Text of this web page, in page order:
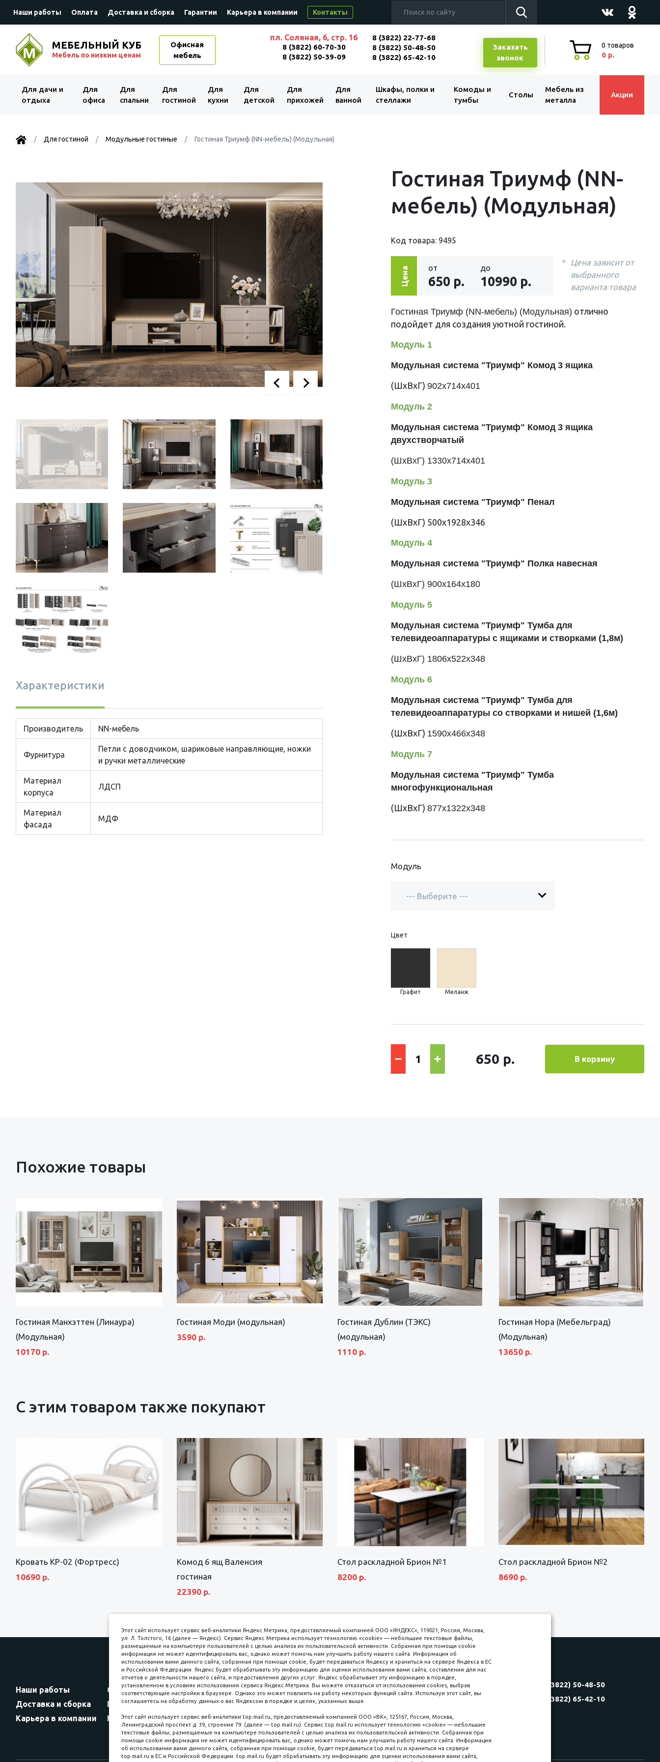
Наши работы Оплата Доставка и сборка Гарантии Карьера в компании Контакты
МЕБЕЛЬНЫЙ КУБ
Мебель по низким ценам
Офисная
мебель
пл. Соляная, 6, стр. 16
8 (3822) 60-70-30
8 (3822) 50-39-09
8 (3822) 22-77-68
8 (3822) 50-48-50
8 (3822) 65-42-10
Заказать
звонок
0 товаров
0 р.
Для дачи и
отдыха
Для
офиса
Для
спальни
Для
гостиной
Для
кухни
Для
детской
Для
прихожей
Для
ванной
Шкафы, полки и
стеллажи
Комоды и
тумбы
Столы
Мебель из
металла
Акции
Для гостиной Модульные гостиные Гостиная Триумф (NN-мебель) (Модульная)
Характеристики
Производитель NN-мебель
Фурнитура
Петли с доводчиком, шариковые направляющие, ножки
и ручки металлические
Материал
корпуса
ЛДСП
Материал
фасада
МДФ
Гостиная Триумф (NN-
мебель) (Модульная)
Код товара: 9495
Цена от
650 р.
до
10990 р.
Цена зависит от
выбранного
варианта товара
Гостиная Триумф (NN-мебель) (Модульная) отлично
подойдет для создания уютной гостиной.
Модуль 1
Модульная система "Триумф" Комод 3 ящика
(ШхВхГ) 902х714х401
Модуль 2
Модульная система "Триумф" Комод 3 ящика
двухстворчатый
(ШхВхГ) 1330х714х401
Модуль 3
Модульная система "Триумф" Пенал
(ШхВхГ) 500х1928х346
Модуль 4
Модульная система "Триумф" Полка навесная
(ШхВхГ)900х164х180
Модуль 5
Модульная система "Триумф" Тумба для
телевидеоаппаратуры с ящиками и створками (1,8м)
(ШхВхГ) 1806х522х348
Модуль 6
Модульная система "Триумф" Тумба для
телевидеоаппаратуры со створками и нишей (1,6м)
(ШхВхГ) 1590х466х348
Модуль 7
Модульная система "Триумф" Тумба
многофункциональная
(ШхВхГ) 877х1322х348
Модуль
Цвет
Графит Меланж
650 р. В корзину
Похожие товары
Гостиная Манхэттен (Линаура)
(Модульная)
10170 р.
Гостиная Моди (модульная)
3590 р.
Гостиная Дублин (ТЭКС)
(модульная)
1110 р.
Гостиная Нора (Мебельград)
(Модульная)
13650 р.
С этим товаром также покупают
Кровать КР-02 (Фортресс)
10690 р.
Комод 6 ящ Валенсия
гостиная
22390 р.
Стол раскладной Брион №1
8200 р.
Стол раскладной Брион №2
8690 р.
Наши работы
Оплата
Доставка и сборка
Гарантии
Карьера в компании
Контакты
Принимаем к оплате
Наличные
пл. Соляная, 6, стр. 16
8 (3822) 60-70-30
8 (3822) 22-77-68
8 (3822) 50-48-50
8 (3822) 65-42-10
Этот сайт использует сервис веб-аналитики Яндекс Метрика, предоставляемый компанией ООО «ЯНДЕКС», 119021, Россия, Москва,
ул. Л. Толстого, 16 (далее — Яндекс). Сервис Яндекс Метрика использует технологию «cookie» — небольшие текстовые файлы,
размещаемые на компьютере пользователей с целью анализа их пользовательской активности. Собранная при помощи cookie
информация не может идентифицировать вас, однако может помочь нам улучшить работу нашего сайта. Информация об
использовании вами данного сайта, собранная при помощи cookie, будет передаваться Яндексу и храниться на сервере Яндекса в ЕС
и Российской Федерации. Яндекс будет обрабатывать эту информацию для оценки использования вами сайта, составления для нас
отчетов о деятельности нашего сайта, и предоставления других услуг. Яндекс обрабатывает эту информацию в порядке,
установленном в условиях использования сервиса Яндекс Метрика. Вы можете отказаться от использования cookies, выбрав
соответствующие настройки в браузере. Однако это может повлиять на работу некоторых функций сайта. Используя этот сайт, вы
соглашаетесь на обработку данных о вас Яндексом в порядке и целях, указанных выше.
Этот сайт использует сервис веб-аналитики top.mail.ru, предоставляемый компанией ООО «ВК», 125167, Россия, Москва,
Ленинградский проспект д. 39, строение 79. (далее — top.mail.ru). Сервис top.mail.ru использует технологию «cookie» — небольшие
текстовые файлы, размещаемые на компьютере пользователей с целью анализа их пользовательской активности. Собранная при
помощи cookie информация не может идентифицировать вас, однако может помочь нам улучшить работу нашего сайта. Информация
об использовании вами данного сайта, собранная при помощи cookie, будет передаваться top.mail.ru и храниться на сервере
top.mail.ru в ЕС и Российской Федерации. top.mail.ru будет обрабатывать эту информацию для оценки использования вами сайта,